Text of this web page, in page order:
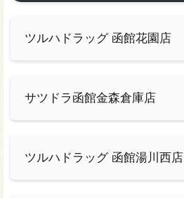
ツルハドラッグ 函館花園店
サツドラ函館金森倉庫店
ツルハドラッグ 函館湯川西店